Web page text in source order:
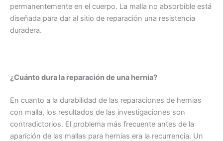
permanentemente en el cuerpo. La malla no absorbible está
diseñada para dar al sitio de reparación una resistencia
duradera.
¿Cuánto dura la reparación de una hernia?
En cuanto a la durabilidad de las reparaciones de hernias
con malla, los resultados de las investigaciones son
contradictorios. El problema más frecuente antes de la
aparición de las mallas para hernias era la recurrencia. Un